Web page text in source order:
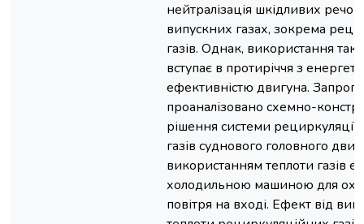
нейтралізація шкідливих
випускних газах, зокрема
газів. Однак, використання
вступає в протиріччя з
ефективністю двигуна.
проаналізовано схемно-
рішення системи рециркуляції
газів суднового головного
використанням теплоти газів
холодильною машиною для
повітря на вході. Ефект від